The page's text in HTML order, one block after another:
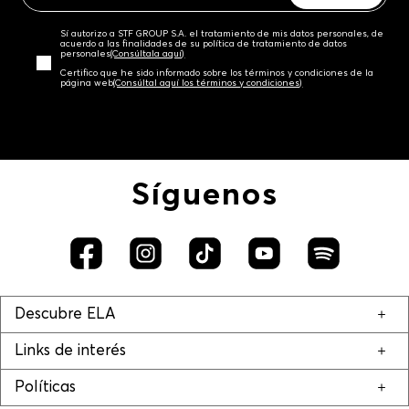
Sí autorizo a STF GROUP S.A. el tratamiento de mis datos personales, de
acuerdo a las finalidades de su política de tratamiento de datos
personales‎(Consúltala aquí)
Certifico que he sido informado sobre los términos y condiciones de la
página web‎(Consúltal aquí los términos y condiciones)
Síguenos
Descubre ELA
Links de interés
Políticas